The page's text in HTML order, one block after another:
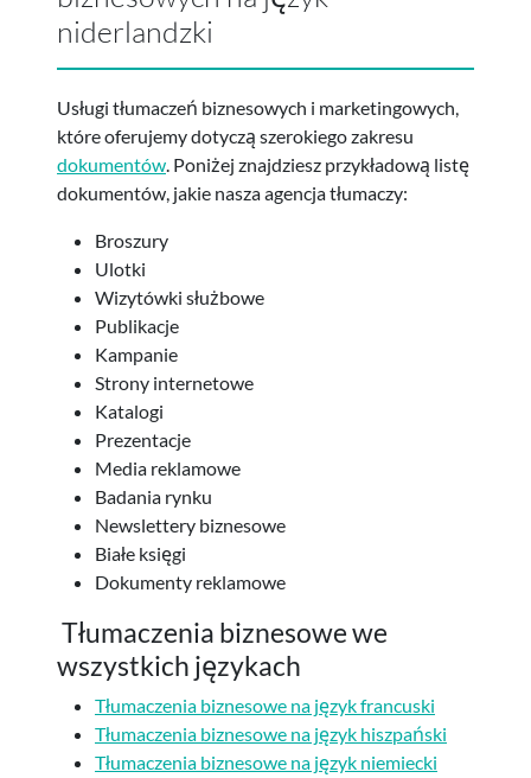
niderlandzki
Usługi tłumaczeń biznesowych i marketingowych,
które oferujemy dotyczą szerokiego zakresu
dokumentów. Poniżej znajdziesz przykładową listę
dokumentów, jakie nasza agencja tłumaczy:
Broszury
Ulotki
Wizytówki służbowe
Publikacje
Kampanie
Strony internetowe
Katalogi
Prezentacje
Media reklamowe
Badania rynku
Newslettery biznesowe
Białe księgi
Dokumenty reklamowe
Tłumaczenia biznesowe we
wszystkich językach
Tłumaczenia biznesowe na język francuski
Tłumaczenia biznesowe na język hiszpański
Tłumaczenia biznesowe na język niemiecki